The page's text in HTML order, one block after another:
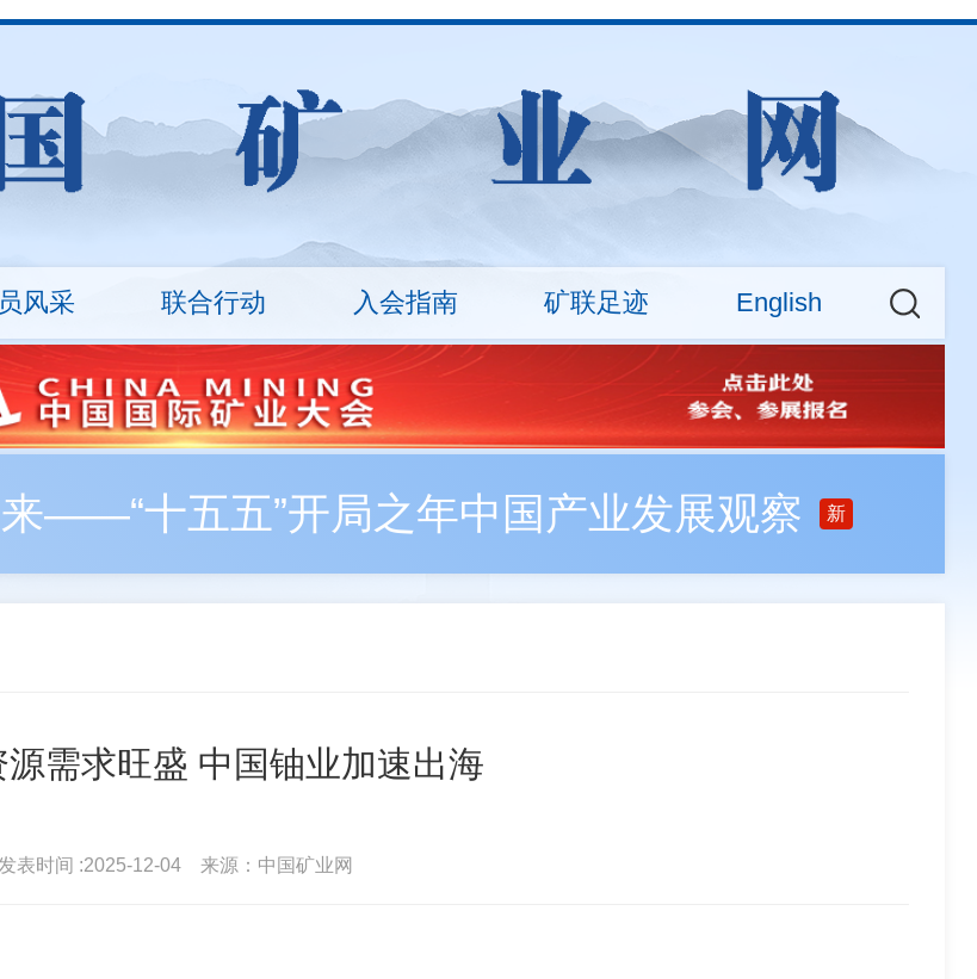
风采 联合行动 入会指南 矿联足迹 English
秘书长
车长波
协会架构
协会简介 协会章程 组织机构 分支机构 联系我们
据 行业报告 技术装备
理 矿业沙龙 万里行 技能竞赛 矿业权交易专场活动
入会流程 会员权益 会费标准
CMA News About
会员展示
新入会会员
——“十五五”开局之年中国产业发展观察 新
需求旺盛 中国铀业加速出海
发表时间 :2025-12-04 来源：中国矿业网